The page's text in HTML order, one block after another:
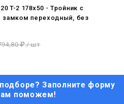
T-2 178x50 - Тройник c
переходный, без
/ шт
Заполните форму
поможем!